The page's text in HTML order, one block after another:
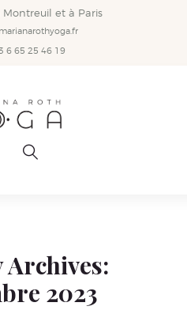
Montreuil et à Paris
6 65 25 46 19
2023